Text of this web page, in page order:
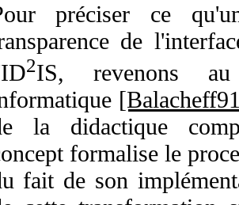
préciser ce
de
2IS, revenons au
la didactique
formalise le
fait de son